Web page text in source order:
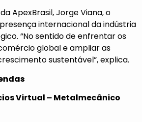
ApexBrasil, Jorge Viana, o
internacional da indústria
“No sentido de enfrentar os
global e ampliar as
sustentável”, explica.
Virtual – Metalmecânico